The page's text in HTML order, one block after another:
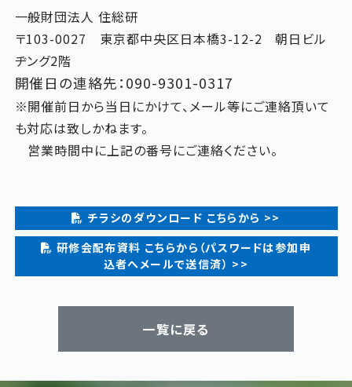
一般財団法人 住総研
〒103-0027 東京都中央区日本橋3-12-2 朝日ビル
ヂング2階
開催日の連絡先：090-9301-0317
※開催前日から当日にかけて、メール等にご連絡頂いて
も対応は致しかねます。
営業時間中に上記の番号にご連絡ください。
チラシのダウンロード こちらから >>
研修会配布資料 こちらから（パスワードは参加申
込者へメールで送信済） >>
一覧に戻る